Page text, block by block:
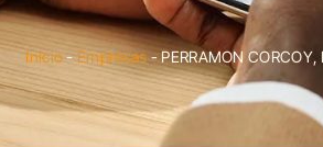
Inicio- Empresas-PERRAMON CORCOY,